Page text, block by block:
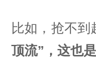
比如，抢不到
顶流”，这也